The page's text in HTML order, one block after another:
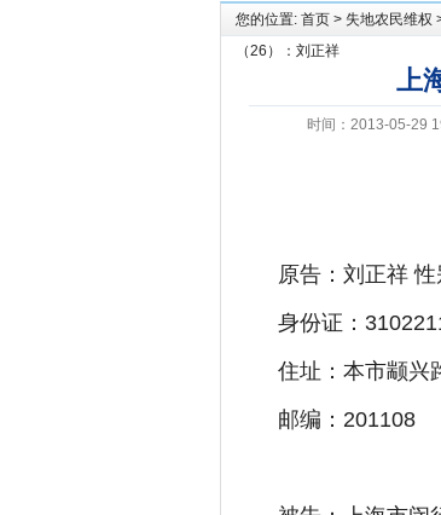
您的位置: 首页 > 失地农民维权
（26）：刘正祥
上
时间：2013-05-29
原告：刘正祥
身份证：
住址：本市颛兴
邮编：201108